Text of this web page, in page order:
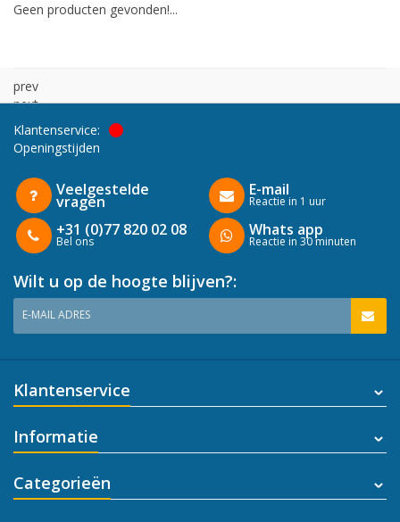
Geen producten gevonden!...
prev
next
Klantenservice:
Openingstijden
Veelgestelde
vragen
+31 (0)77 820 02 08
Bel ons
E-mail
Reactie in 1 uur
Whats app
Reactie in 30 minuten
Wilt u op de hoogte blijven?:
E-MAIL ADRES
Klantenservice
Informatie
Categorieën